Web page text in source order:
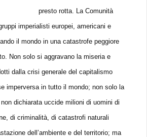
presto rotta. La Comunità
imperialisti europei, americani e
il mondo in una catastrofe peggiore
Non solo si aggravano la miseria e
dalla crisi generale del capitalismo
imperversa in tutto il mondo; non solo la
dichiarata uccide milioni di uomini di
di criminalità, di catastrofi naturali
dell’ambiente e del territorio; ma